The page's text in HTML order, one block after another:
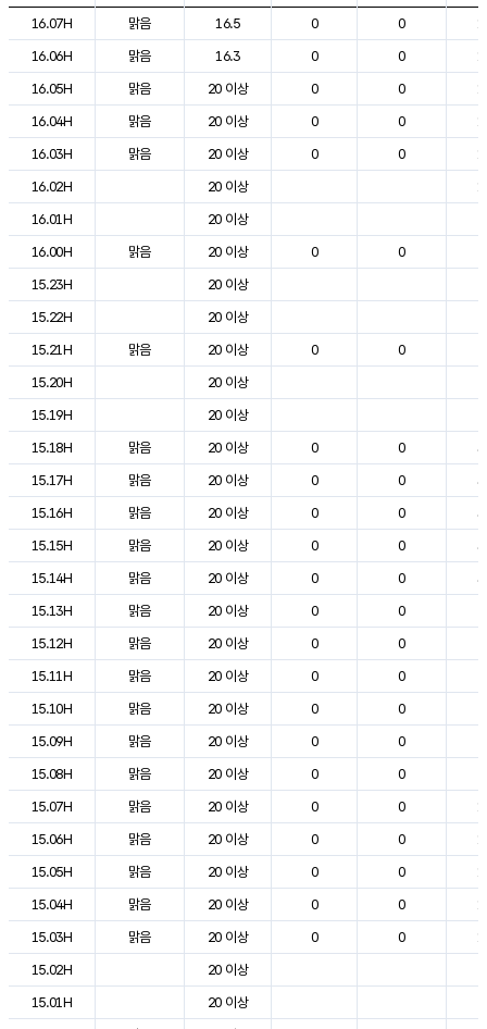
도시별 기상실황표로 지점, 날씨, 기온, 강수, 바람, 기압등을 안내한 표입
16.07H
맑음 16.5 0 0
16.06H
맑음 16.3 0 0
16.05H
맑음 20 이상 0 0
16.04H
맑음 20 이상 0 0
16.03H
맑음 20 이상 0 0
16.02H
20 이상
16.01H
20 이상
16.00H
맑음 20 이상 0 0
15.23H
20 이상
15.22H
20 이상
15.21H
맑음 20 이상 0 0
15.20H
20 이상
15.19H
20 이상
15.18H
맑음 20 이상 0 0
15.17H
맑음 20 이상 0 0
15.16H
맑음 20 이상 0 0
15.15H
맑음 20 이상 0 0
15.14H
맑음 20 이상 0 0
15.13H
맑음 20 이상 0 0
15.12H
맑음 20 이상 0 0
15.11H
맑음 20 이상 0 0
15.10H
맑음 20 이상 0 0
15.09H
맑음 20 이상 0 0
15.08H
맑음 20 이상 0 0
15.07H
맑음 20 이상 0 0
15.06H
맑음 20 이상 0 0
15.05H
맑음 20 이상 0 0
15.04H
맑음 20 이상 0 0
15.03H
맑음 20 이상 0 0
15.02H
20 이상
15.01H
20 이상